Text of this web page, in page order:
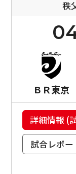
秩
ＢＲ東京
詳細情報 (
試合レポー